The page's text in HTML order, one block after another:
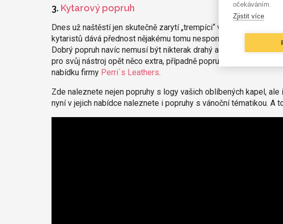
3. Kytarový popruh
Dnes už naštěstí jen skutečně zarytí „trempíci“ věší své kytary na
kytaristů dává přednost nějakému tomu nesporně pohodlnějšímu
Dobrý popruh navíc nemusí být nikterak drahý a dá se pořídít
pro svůj nástroj opět něco extra, případně popruhem i něco sdělit
nabídku firmy Perri´s Leathers.
Zde naleznete nejen popruhy s logy vašich oblíbených kapel,
nyní v jejich nabídce naleznete i popruhy s vánoční tématikou. A
očekáváním.
Zjistit více